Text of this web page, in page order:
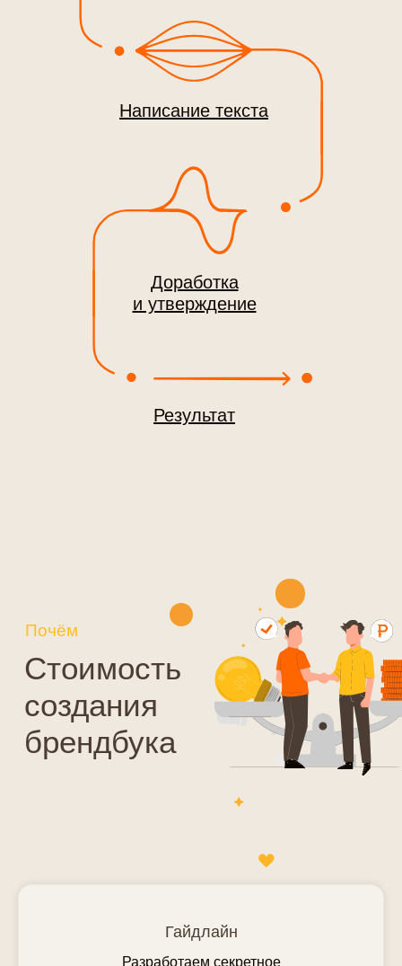
Результат
Доработка
и утверждение
Написание текста
Гайдлайн
Разработаем секретное